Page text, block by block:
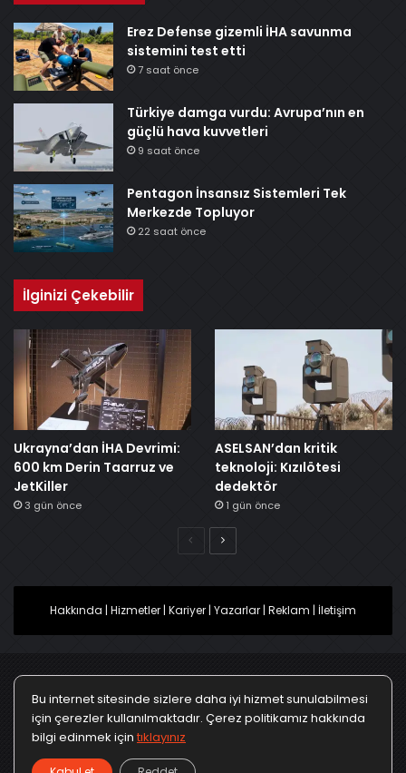
Erez Defense gizemli İHA savunma
sistemini test etti
7 saat önce
Türkiye damga vurdu: Avrupa’nın en
güçlü hava kuvvetleri
9 saat önce
Pentagon İnsansız Sistemleri Tek
Merkezde Topluyor
22 saat önce
İlginizi Çekebilir
Ukrayna’dan İHA Devrimi:
600 km Derin Taarruz ve
JetKiller
3 gün önce
ASELSAN’dan kritik
teknoloji: Kızılötesi
dedektör
1 gün önce
ÖncekiSonraki
Hakkında | Hizmetler | Kariyer | Yazarlar | Reklam | İletişim
Ana Sayfa Gizlilik Politikası
Çerez Politikası
Kullanım Koşulları
KVKK Politikası
Bu internet sitesinde sizlere daha iyi hizmet sunulabilmesi
için çerezler kullanılmaktadır. Çerez politikamız hakkında
bilgi edinmek için tıklayınız